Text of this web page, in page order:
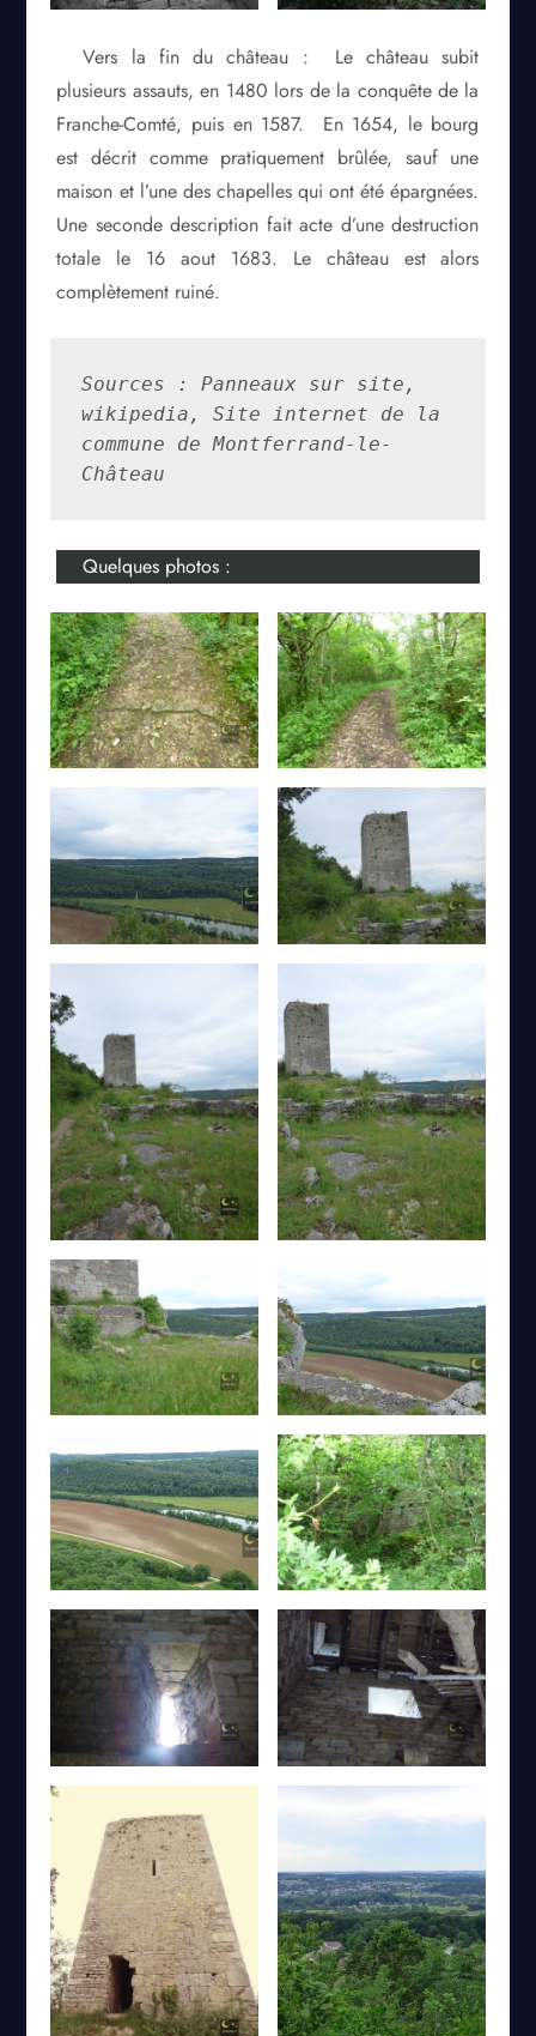
Vers la fin du château : Le château subit
plusieurs assauts, en 1480 lors de la conquête de la
Franche-Comté, puis en 1587. En 1654, le bourg
est décrit comme pratiquement brûlée, sauf une
maison et l’une des chapelles qui ont été épargnées.
Une seconde description fait acte d’une destruction
totale le 16 aout 1683. Le château est alors
complètement ruiné.
Sources : Panneaux sur site,
wikipedia, Site internet de la
commune de Montferrand-le-
Château
Quelques photos :